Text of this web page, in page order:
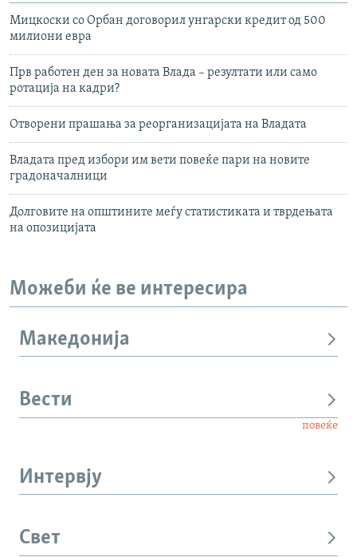
Мицкоски со Орбан договорил унгарски кредит од 500
милиони евра
Прв работен ден за новата Влада – резултати или само
ротација на кадри?
Отворени прашања за реорганизацијата на Владата
Владата пред избори им вети повеќе пари на новите
градоначалници
Долговите на општините меѓу статистиката и тврдењата
на опозицијата
Можеби ќе ве интересира
Македонија
Вести
повеќе
Интервју
Свет